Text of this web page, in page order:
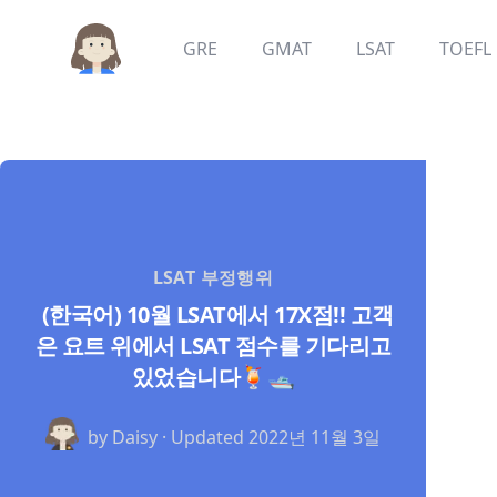
GRE GMAT LSAT TOEFL
LSAT 부정행위
(한국어) 10월 LSAT에서 17X점!! 고객
은 요트 위에서 LSAT 점수를 기다리고
있었습니다🍹🛥
by Daisy · Updated 2022년 11월 3일